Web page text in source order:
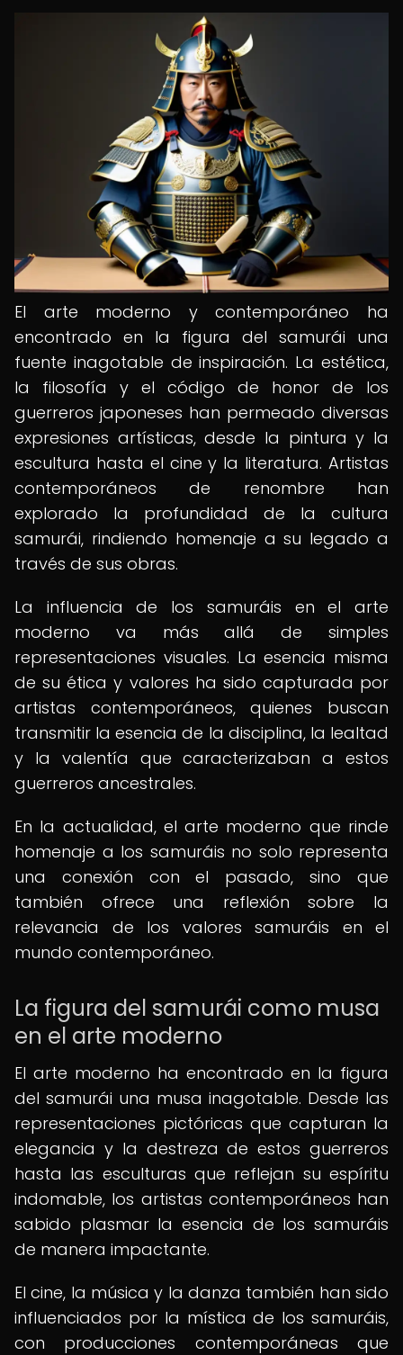
El arte moderno y contemporáneo ha
encontrado en la figura del samurái una
fuente inagotable de inspiración. La estética,
la filosofía y el código de honor de los
guerreros japoneses han permeado diversas
expresiones artísticas, desde la pintura y la
escultura hasta el cine y la literatura. Artistas
contemporáneos de renombre han
explorado la profundidad de la cultura
samurái, rindiendo homenaje a su legado a
través de sus obras.
La influencia de los samuráis en el arte
moderno va más allá de simples
representaciones visuales. La esencia misma
de su ética y valores ha sido capturada por
artistas contemporáneos, quienes buscan
transmitir la esencia de la disciplina, la lealtad
y la valentía que caracterizaban a estos
guerreros ancestrales.
En la actualidad, el arte moderno que rinde
homenaje a los samuráis no solo representa
una conexión con el pasado, sino que
también ofrece una reflexión sobre la
relevancia de los valores samuráis en el
mundo contemporáneo.
La figura del samurái como musa
en el arte moderno
El arte moderno ha encontrado en la figura
del samurái una musa inagotable. Desde las
representaciones pictóricas que capturan la
elegancia y la destreza de estos guerreros
hasta las esculturas que reflejan su espíritu
indomable, los artistas contemporáneos han
sabido plasmar la esencia de los samuráis
de manera impactante.
El cine, la música y la danza también han sido
influenciados por la mística de los samuráis,
con producciones contemporáneas que